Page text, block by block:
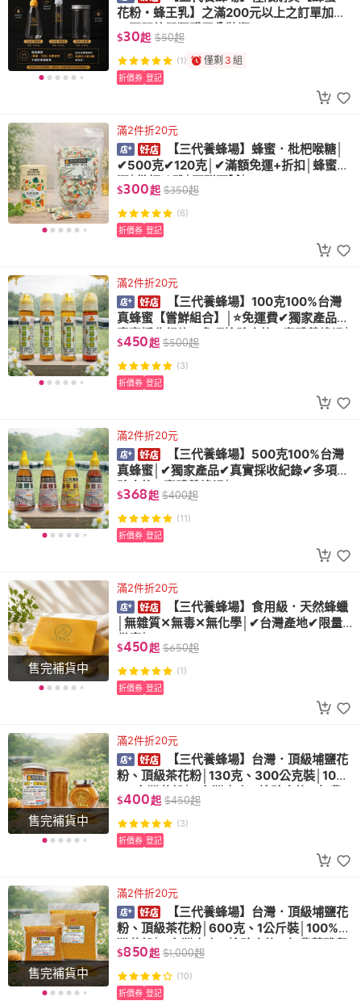
花粉・蜂王乳】之滿200元以上之訂單加購
📣不開放單獨購買分裝瓶‼️
$30起 $50起
(1) 僅剩 3 組
折價券 登記
滿2件折20元
【三代養蜂場】蜂蜜．枇杷喉糖│
✔500克✔120克│✔滿額免運+折扣│蜂蜜香
潤│枇杷淡雅│不甜不膩│
$300起 $350起
(6)
折價券 登記
滿2件折20元
【三代養蜂場】100克100%台灣
真蜂蜜【嘗鮮組合】│⭐️免運費✔獨家產品✔
真實採收紀錄✔多項檢驗合格✔實體養蜂場│
$450起 $500起
(3)
折價券 登記
滿2件折20元
【三代養蜂場】500克100%台灣
真蜂蜜│✔獨家產品✔真實採收紀錄✔多項檢
驗合格✔實體養蜂場│
$368起 $400起
(11)
折價券 登記
售完補貨中
滿2件折20元
【三代養蜂場】食用級．天然蜂蠟
│無雜質✕無毒✕無化學│✔台灣產地✔限量
供應│
$450起 $650起
(1)
折價券 登記
售完補貨中
滿2件折20元
【三代養蜂場】台灣．頂級埔鹽花
粉、頂級茶花粉│130克、300公克裝│10
0%台灣花粉│⭐️台灣高山✅檢驗合格✅無農
藥殘留│
$400起 $450起
(3)
折價券 登記
售完補貨中
滿2件折20元
【三代養蜂場】台灣．頂級埔鹽花
粉、頂級茶花粉│600克、1公斤裝│100%台
灣花粉│⭐️台灣高山✅檢驗合格✅無農藥殘留
│
$850起 $1,000起
(10)
折價券 登記